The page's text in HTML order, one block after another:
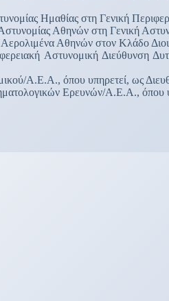
Ημαθίας στη Γενική
Αθηνών στη Γενική
Αθηνών στον Κλάδο
Αστυνομική Διεύθυνση
Α.Ε.Α., όπου υπηρετεί, ως
Ερευνών/Α.Ε.Α., όπου